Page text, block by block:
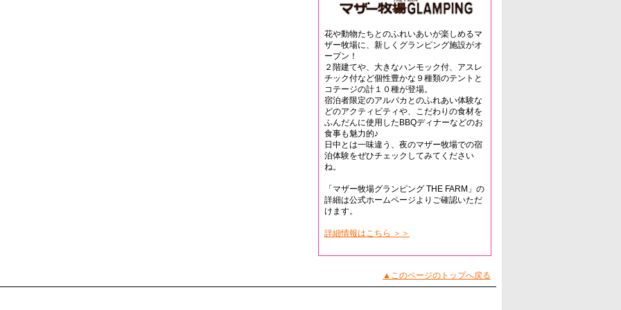
花や動物たちとのふれいあいが楽しめるマ
ザー牧場に、新しくグランピング施設がオ
ープン！
２階建てや、大きなハンモック付、アスレ
チック付など個性豊かな９種類のテントと
コテージの計１０種が登場。
宿泊者限定のアルパカとのふれあい体験な
どのアクティビティや、こだわりの食材を
ふんだんに使用したBBQディナーなどのお
食事も魅力的♪
日中とは一味違う、夜のマザー牧場での宿
泊体験をぜひチェックしてみてください
ね。
「マザー牧場グランピング THE FARM」の
詳細は公式ホームページよりご確認いただ
けます。
詳細情報はこちら ＞＞
▲このページのトップへ戻る